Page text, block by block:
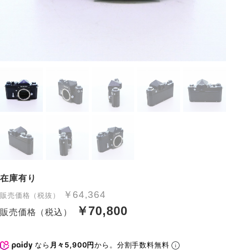
在庫有り
販売価格（税抜） ￥64,364
販売価格（税込） ￥70,800
なら 月々5,900円から。分割手数料無料